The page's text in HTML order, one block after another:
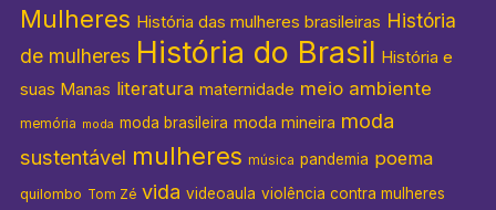
Mulheres História das mulheres brasileiras História
de mulheres História do Brasil História e
suas Manas literatura maternidade meio ambiente
memória moda moda brasileira moda mineira moda
sustentável mulheres música pandemia poema
quilombo Tom Zé vida videoaula violência contra mulheres